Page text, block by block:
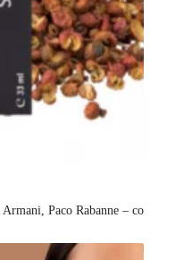
Paco Rabanne – co